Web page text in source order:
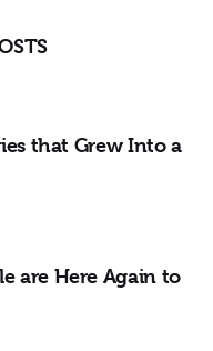
that Grew Into a
are Here Again to